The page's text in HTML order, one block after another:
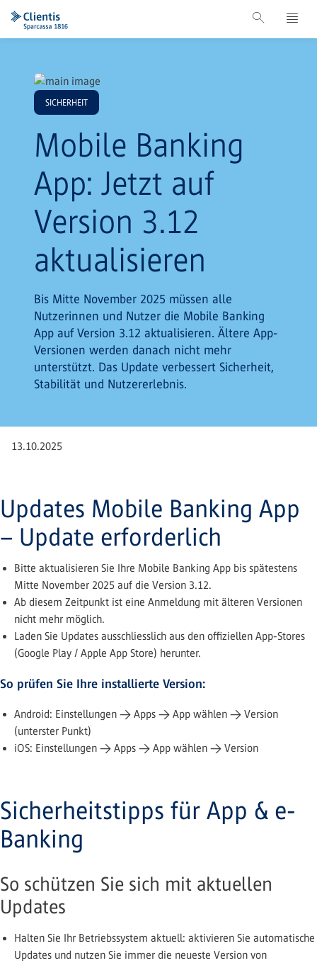
SICHERHEIT
Mobile Banking
App: Jetzt auf
Version 3.12
aktualisieren
Bis Mitte November 2025 müssen alle
Nutzerinnen und Nutzer die Mobile Banking
App auf Version 3.12 aktualisieren. Ältere App-
Versionen werden danach nicht mehr
unterstützt. Das Update verbessert Sicherheit,
Stabilität und Nutzererlebnis.
13.10.2025
Updates Mobile Banking App
– Update erforderlich
Bitte aktualisieren Sie Ihre Mobile Banking App bis spätestens
Mitte November 2025 auf die Version 3.12.
Ab diesem Zeitpunkt ist eine Anmeldung mit älteren Versionen
nicht mehr möglich.
Laden Sie Updates ausschliesslich aus den offiziellen App-Stores
(Google Play / Apple App Store) herunter.
So prüfen Sie Ihre installierte Version:
Android: Einstellungen → Apps → App wählen → Version
(unterster Punkt)
iOS: Einstellungen → Apps → App wählen → Version
Sicherheitstipps für App & e-
Banking
So schützen Sie sich mit aktuellen
Updates
Halten Sie Ihr Betriebssystem aktuell: aktivieren Sie automatische
Updates und nutzen Sie immer die neueste Version von